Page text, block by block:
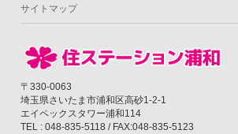
サイトマップ
〒330-0063
埼玉県さいたま市浦和区高砂1-2-1
エイペックスタワー浦和114
TEL : 048-835-5118 / FAX:048-835-5123